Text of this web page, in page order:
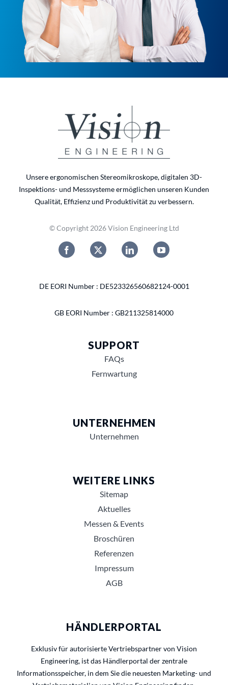
Unsere ergonomischen Stereomikroskope, digitalen 3D-
Inspektions- und Messsysteme ermöglichen unseren Kunden
Qualität, Effizienz und Produktivität zu verbessern.
© Copyright 2026 Vision Engineering Ltd
DE EORI Number : DE523326560682124-0001
GB EORI Number : GB211325814000
SUPPORT
FAQs
Fernwartung
UNTERNEHMEN
Unternehmen
WEITERE LINKS
Sitemap
Aktuelles
Messen & Events
Broschüren
Referenzen
Impressum
AGB
HÄNDLERPORTAL
Exklusiv für autorisierte Vertriebspartner von Vision
Engineering, ist das Händlerportal der zentrale
Informationsspeicher, in dem Sie die neuesten Marketing- und